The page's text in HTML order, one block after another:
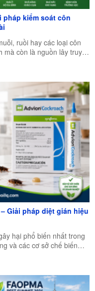
kiểm soát côn
ruồi hay các loại côn
còn là nguồn lây truyền
đến sức khỏe con người
vì vậy, việc lựa chọn một
và có hiệu quả lâu dài
Giải pháp diệt gián hiệu
hại phổ biến nhất trong
và các cơ sở chế biến
còn là vật trung gian
bệnh nguy hiểm cho
sản phẩm diệt gián hiệu
tâm của nhiều người.